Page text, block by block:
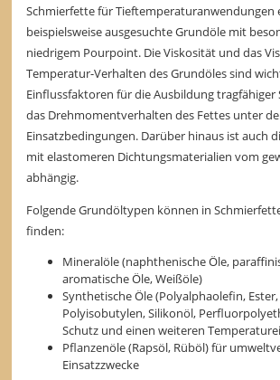
Schmierfette für Tieftemperaturanwendungen
beispielsweise ausgesuchte Grundöle mit
niedrigem Pourpoint. Die Viskosität und das
Temperatur-Verhalten des Grundöles sind
Einflussfaktoren für die Ausbildung tragfähiger
das Drehmomentverhalten des Fettes unter
Einsatzbedingungen. Darüber hinaus ist auch
mit elastomeren Dichtungsmaterialien vom
abhängig.
Folgende Grundöltypen können in
finden:
Mineralöle (naphthenische Öle,
aromatische Öle, Weißöle)
Synthetische Öle (Polyalphaolefin,
Polyisobutylen, Silikonöl,
Schutz und einen weiteren
Pflanzenöle (Rapsöl, Rüböl) für
Einsatzzwecke